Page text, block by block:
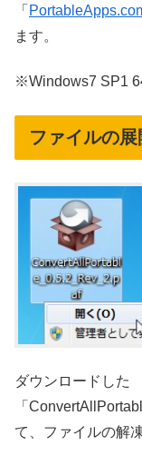
「
ます。
※Windows7 SP1
ファイルの展
ダウンロードした
「
て、ファイルの解